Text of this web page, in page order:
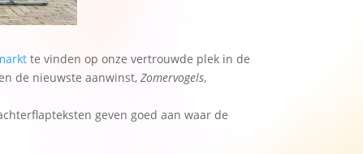
te vinden op onze vertrouwde plek in de
de nieuwste aanwinst,Zomervogels,
geven goed aan waar de